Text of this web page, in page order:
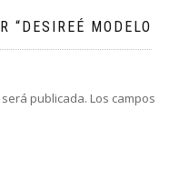
“DESIREÉ MODELO
publicada. Los campos